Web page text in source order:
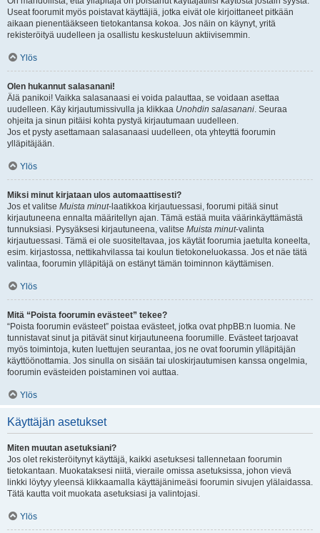
Useat foorumit myös poistavat käyttäjiä, jotka eivät ole kirjoittaneet pitkään
aikaan pienentääkseen tietokantansa kokoa. Jos näin on käynyt, yritä
rekisteröityä uudelleen ja osallistu keskusteluun aktiivisemmin.
Ylös
Olen hukannut salasanani!
Älä panikoi! Vaikka salasanaasi ei voida palauttaa, se voidaan asettaa
uudelleen. Käy kirjautumissivulla ja klikkaa Unohdin salasanani. Seuraa
ohjeita ja sinun pitäisi kohta pystyä kirjautumaan uudelleen.
Jos et pysty asettamaan salasanaasi uudelleen, ota yhteyttä foorumin
ylläpitäjään.
Ylös
Miksi minut kirjataan ulos automaattisesti?
Jos et valitse Muista minut-laatikkoa kirjautuessasi, foorumi pitää sinut
kirjautuneena ennalta määritellyn ajan. Tämä estää muita väärinkäyttämästä
tunnuksiasi. Pysyäksesi kirjautuneena, valitse Muista minut-valinta
kirjautuessasi. Tämä ei ole suositeltavaa, jos käytät foorumia jaetulta koneelta,
esim. kirjastossa, nettikahvilassa tai koulun tietokoneluokassa. Jos et näe tätä
valintaa, foorumin ylläpitäjä on estänyt tämän toiminnon käyttämisen.
Ylös
Mitä “Poista foorumin evästeet” tekee?
“Poista foorumin evästeet” poistaa evästeet, jotka ovat phpBB:n luomia. Ne
tunnistavat sinut ja pitävät sinut kirjautuneena foorumille. Evästeet tarjoavat
myös toimintoja, kuten luettujen seurantaa, jos ne ovat foorumin ylläpitäjän
käyttöönottamia. Jos sinulla on sisään tai uloskirjautumisen kanssa ongelmia,
foorumin evästeiden poistaminen voi auttaa.
Ylös
Käyttäjän asetukset
Miten muutan asetuksiani?
Jos olet rekisteröitynyt käyttäjä, kaikki asetuksesi tallennetaan foorumin
tietokantaan. Muokataksesi niitä, vieraile omissa asetuksissa, johon vievä
linkki löytyy yleensä klikkaamalla käyttäjänimeäsi foorumin sivujen ylälaidassa.
Tätä kautta voit muokata asetuksiasi ja valintojasi.
Ylös